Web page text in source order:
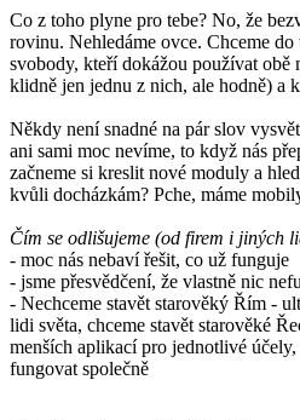
Co z toho plyne pro tebe? No, že
rovinu. Nehledáme ovce. Chceme
svobody, kteří dokážou používat obě
klidně jen jednu z nich, ale hodně) a
Někdy není snadné na pár slov
ani sami moc nevíme, to když nás
začneme si kreslit nové moduly a
kvůli docházkám? Pche, máme
Čím se odlišujeme (od firem i jiných
- moc nás nebaví řešit, co už funguje
- jsme přesvědčení, že vlastně nic
- Nechceme stavět starověký Řím -
lidi světa, chceme stavět starověké
menších aplikací pro jednotlivé
fungovat společně